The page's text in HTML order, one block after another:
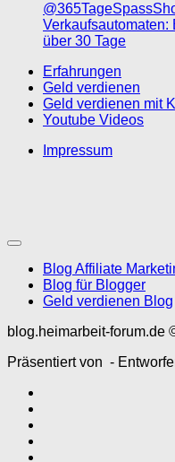
Verkaufsautomaten:
über 30 Tage
Erfahrungen
Geld verdienen
Geld verdienen mit KI
Youtube Videos
Impressum
Blog Affiliate
Blog für Blogger
Geld verdienen Blog
blog.heimarbeit-forum.de
Präsentiert von -